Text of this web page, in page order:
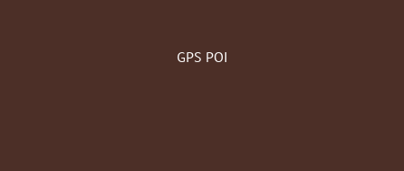
GPS POI